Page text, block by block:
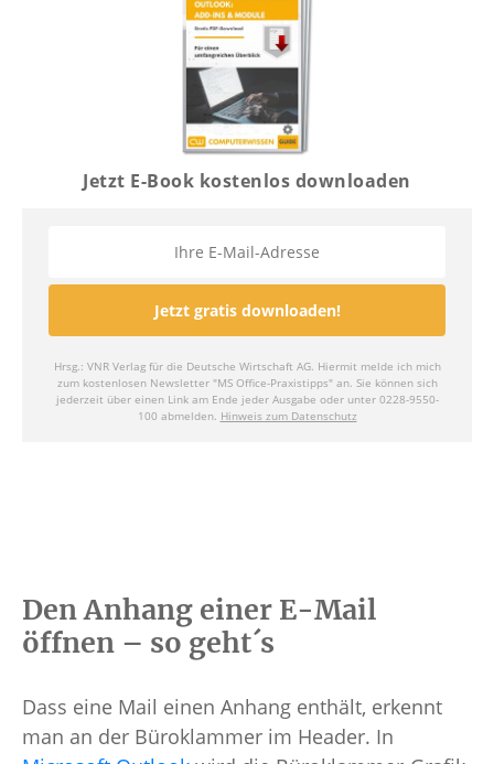
Den Anhang einer E-Mail
öffnen – so geht´s
Dass eine Mail einen Anhang enthält, erkennt
man an der Büroklammer im Header. In